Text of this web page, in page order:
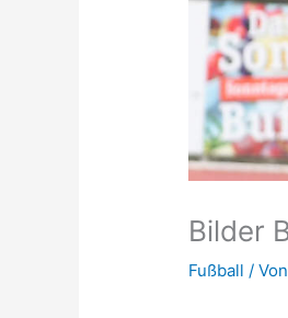
Bilder
Fußball / Von